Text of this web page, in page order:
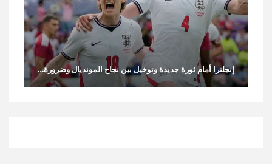
إنجلترا أمام ثورة جديدة وتوخيل بين نجاح المونديال وضرورة…